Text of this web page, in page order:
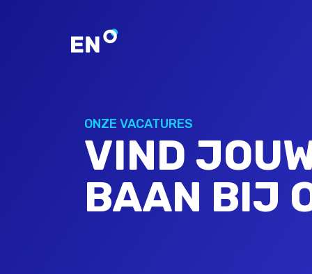
ONZE VACATURES
VIND
BAAN BIJ